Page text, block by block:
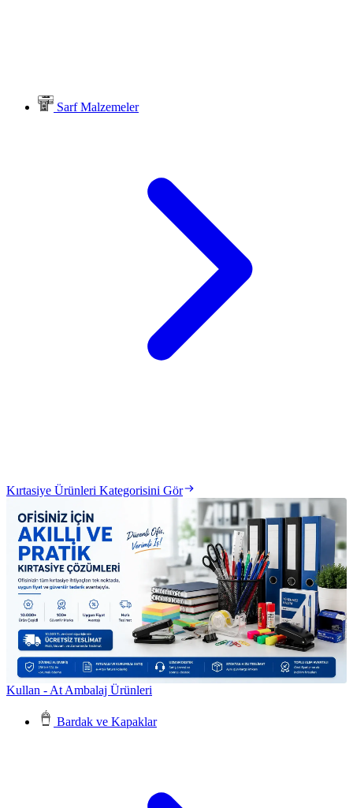
Sarf Malzemeler
Kırtasiye Ürünleri Kategorisini Gör
Kullan - At Ambalaj Ürünleri
Bardak ve Kapaklar